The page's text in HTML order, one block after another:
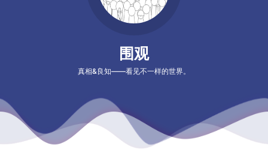
围观
真相&良知——看见不一样的世界。